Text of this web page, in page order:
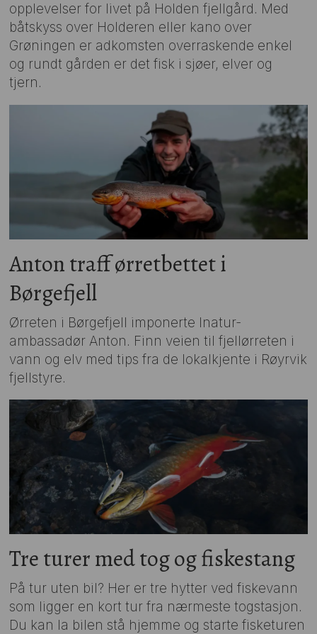
opplevelser for livet på Holden fjellgård. Med
båtskyss over Holderen eller kano over
Grøningen er adkomsten overraskende enkel
og rundt gården er det fisk i sjøer, elver og
tjern.
Anton traff ørretbettet i
Børgefjell
Ørreten i Børgefjell imponerte Inatur-
ambassadør Anton. Finn veien til fjellørreten i
vann og elv med tips fra de lokalkjente i Røyrvik
fjellstyre.
Tre turer med tog og fiskestang
På tur uten bil? Her er tre hytter ved fiskevann
som ligger en kort tur fra nærmeste togstasjon.
Du kan la bilen stå hjemme og starte fisketuren